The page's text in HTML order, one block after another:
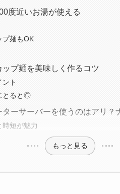
度近いお湯が使える
プ麺もOK
プ麺を美味しく作るコツ
ト
とると◎
ーサーバーを使うのはアリ？
時短が魅力
もっと見る